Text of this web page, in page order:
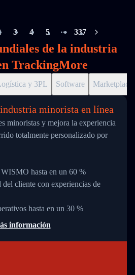
3 4 5
More pages
337
de la industria
TrackingMore
y 3PL Software Marketplace
minorista en línea
minoristas y mejora la experiencia
totalmente personalizado por
hasta en un 60 %
cliente con experiencias de
hasta en un 30 %
información